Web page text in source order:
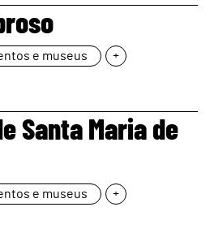
e museus +
Santa Maria de
e museus +